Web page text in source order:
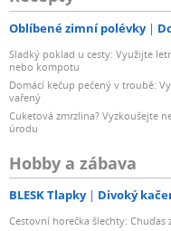
Oblíbené zimní polévky
Sladký poklad u cesty: Využijte
nebo kompotu
Domácí kečup pečený v troubě:
vařený
Cuketová zmrzlina? Vyzkoušejte
úrodu
Hobby a zábava
BLESK Tlapky Divoký
Cestovní horečka šlechty: Chuďas